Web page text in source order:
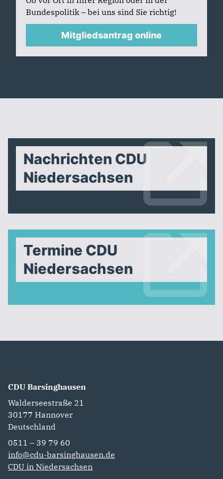
Bundespolitik – bei uns sind Sie richtig!
Mitgliedsantrag online
Nachrichten CDU
Niedersachsen
Termine CDU
Niedersachsen
CDU Barsinghausen
Walderseestraße 21
30177 Hannover
Deutschland
0511 – 39 79 60
info@cdu-barsinghausen.de
CDU in Niedersachsen